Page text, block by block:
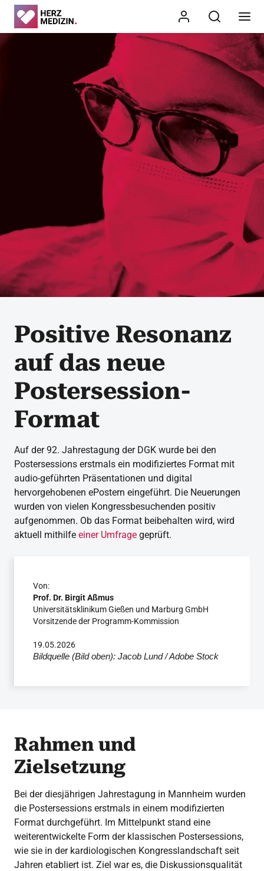
Positive Resonanz
auf das neue
Postersession-
Format
Auf der 92. Jahrestagung der DGK wurde bei den
Postersessions erstmals ein modifiziertes Format mit
audio-geführten Präsentationen und digital
hervorgehobenen ePostern eingeführt. Die Neuerungen
wurden von vielen Kongressbesuchenden positiv
aufgenommen. Ob das Format beibehalten wird, wird
aktuell mithilfe einer Umfrage geprüft.
Von:
Prof. Dr. Birgit Aßmus
Universitätsklinikum Gießen und Marburg GmbH
Vorsitzende der Programm-Kommission
19.05.2026
Bildquelle (Bild oben): Jacob Lund / Adobe Stock
Rahmen und
Zielsetzung
Bei der diesjährigen Jahrestagung in Mannheim wurden
die Postersessions erstmals in einem modifizierten
Format durchgeführt. Im Mittelpunkt stand eine
weiterentwickelte Form der klassischen Postersessions,
wie sie in der kardiologischen Kongresslandschaft seit
Jahren etabliert ist. Ziel war es, die Diskussionsqualität